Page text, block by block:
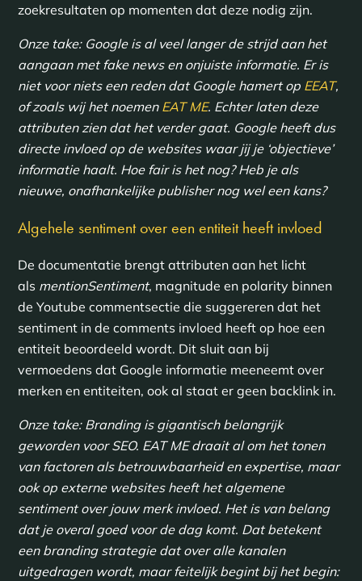
zoekresultaten op momenten dat deze nodig zijn.
Onze take: Google is al veel langer de strijd aan het
aangaan met fake news en onjuiste informatie. Er is
niet voor niets een reden dat Google hamert op EEAT,
of zoals wij het noemen EAT ME. Echter laten deze
attributen zien dat het verder gaat. Google heeft dus
directe invloed op de websites waar jij je ‘objectieve’
informatie haalt. Hoe fair is het nog? Heb je als
nieuwe, onafhankelijke publisher nog wel een kans?
Algehele sentiment over een entiteit heeft invloed
De documentatie brengt attributen aan het licht
als mentionSentiment, magnitude en polarity binnen
de Youtube commentsectie die suggereren dat het
sentiment in de comments invloed heeft op hoe een
entiteit beoordeeld wordt. Dit sluit aan bij
vermoedens dat Google informatie meeneemt over
merken en entiteiten, ook al staat er geen backlink in.
Onze take: Branding is gigantisch belangrijk
geworden voor SEO. EAT ME draait al om het tonen
van factoren als betrouwbaarheid en expertise, maar
ook op externe websites heeft het algemene
sentiment over jouw merk invloed. Het is van belang
dat je overal goed voor de dag komt. Dat betekent
een branding strategie dat over alle kanalen
uitgedragen wordt, maar feitelijk begint bij het begin: